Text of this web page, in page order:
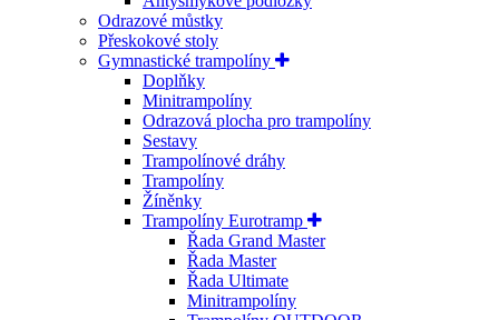
Odrazové můstky
Přeskokové stoly
Gymnastické trampolíny
Doplňky
Minitrampolíny
Odrazová plocha pro trampolíny
Sestavy
Trampolínové dráhy
Trampolíny
Žíněnky
Trampolíny Eurotramp
Řada Grand Master
Řada Master
Řada Ultimate
Minitrampolíny